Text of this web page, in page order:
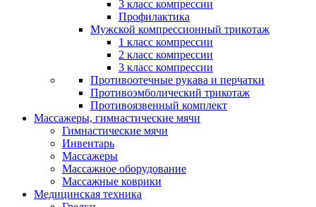
3 класс компрессии
Профилактика
Мужской компрессионный трикотаж
1 класс компрессии
2 класс компрессии
3 класс компрессии
Противоотечные рукава и перчатки
Противоэмболический трикотаж
Противоязвенный комплект
Массажеры, гимнастические мячи
Гимнастические мячи
Инвентарь
Массажеры
Массажное оборудование
Массажные коврики
Медицинская техника